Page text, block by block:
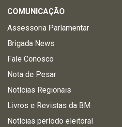
COMUNICAÇÃO
Assessoria Parlamentar
Brigada News
Fale Conosco
Nota de Pesar
Notícias Regionais
Livros e Revistas da BM
Notícias período eleitoral